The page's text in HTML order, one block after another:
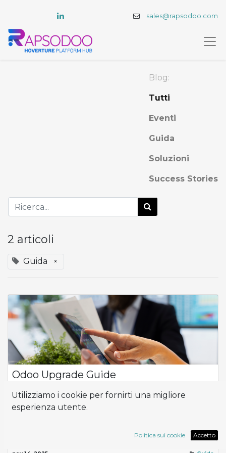
sales@rapsodoo.com
Blog:
Tutti
Eventi
Guida
Soluzioni
Success Stories
2 articoli
Guida ×
Odoo Upgrade Guide
processo complesso. In realtà, con il giusto approccio, può
diventare una grande opportunità per migliorare efficienza,
Utilizziamo i cookie per fornirti una migliore
esperienza utente.
Politica sui cookie Accetto